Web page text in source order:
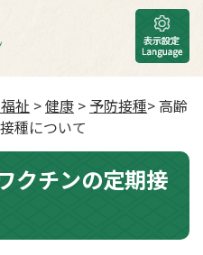
祉 >健康 > 予防接種> 高齢
種について
クチンの定期接